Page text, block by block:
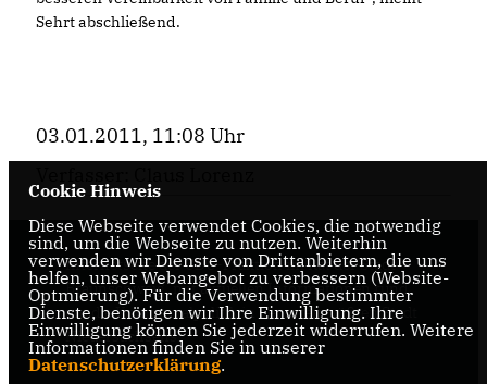
Sehrt abschließend.
03.01.2011, 11:08 Uhr
Internetseite der CDU-Fraktion im Rat der Stadt
Braunschweig, mit aktuellen Informationen rund
um die Kommunalpolitik in der zweitgrößten Stadt
Niedersachsens.
Cookie Hinweis
Diese Webseite verwendet Cookies, die notwendig
sind, um die Webseite zu nutzen. Weiterhin
verwenden wir Dienste von Drittanbietern, die uns
helfen, unser Webangebot zu verbessern (Website-
Optmierung). Für die Verwendung bestimmter
Dienste, benötigen wir Ihre Einwilligung. Ihre
Einwilligung können Sie jederzeit widerrufen. Weitere
Informationen finden Sie in unserer
Datenschutzerklärung.